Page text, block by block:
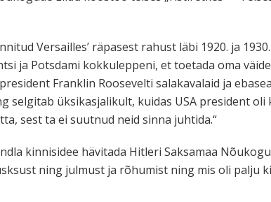
Versailles’ räpasest rahust läbi 1920. ja
ja Potsdami kokkuleppeni, et toetada oma
Franklin Roosevelti salakavalaid ja
üksikasjalikult, kuidas USA president
sest ta ei suutnud neid sinna juhtida.“
kinnisidee hävitada Hitleri Saksamaa
ning julmust ja rõhumist ning mis oli palju